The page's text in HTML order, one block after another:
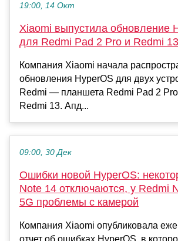
19:00, 14 Окт
Xiaomi выпустила обновление
для Redmi Pad 2 Pro и Redmi 13
Компания Xiaomi начала
обновления HyperOS для двух
Redmi — планшета Redmi Pad 2
Redmi 13. Апд...
09:00, 30 Дек
Ошибки новой HyperOS:
Note 14 отключаются, у Redmi
5G проблемы с камерой
Компания Xiaomi опубликовала